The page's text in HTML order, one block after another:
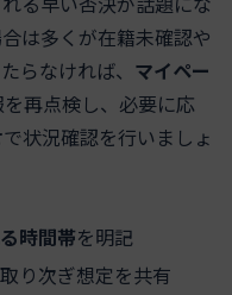
は多くが在籍未確認や
らなければ、 マイペー
再点検し、必要に応
で状況確認を行いましょ
時間帯を明記
り次ぎ想定を共有